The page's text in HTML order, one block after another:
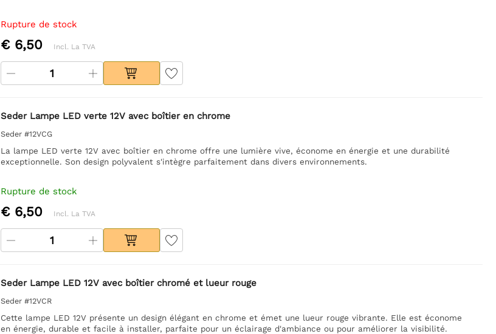
Rupture de stock
€ 6,50 Incl. La TVA
Seder Lampe LED verte 12V avec boîtier en chrome
Seder #12VCG
La lampe LED verte 12V avec boîtier en chrome offre une lumière vive, économe en énergie et une durabilité
exceptionnelle. Son design polyvalent s'intègre parfaitement dans divers environnements.
Rupture de stock
€ 6,50 Incl. La TVA
Seder Lampe LED 12V avec boîtier chromé et lueur rouge
Seder #12VCR
Cette lampe LED 12V présente un design élégant en chrome et émet une lueur rouge vibrante. Elle est économe
en énergie, durable et facile à installer, parfaite pour un éclairage d'ambiance ou pour améliorer la visibilité.